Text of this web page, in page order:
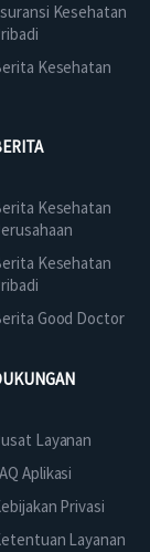
Kesehatan
Kesehatan
Kesehatan
Kesehatan
Good Doctor
Layanan
Aplikasi
Privasi
Layanan